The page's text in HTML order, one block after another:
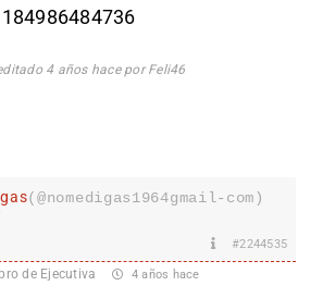
4 años hace por Feli46
(@nomedigas1964gmail-com)
#2244535
de Ejecutiva 4 años hace